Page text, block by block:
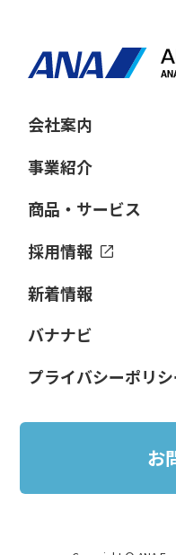
会社案内
事業紹介
商品・サービス
採用情報
新着情報
バナナビ
プライバシーポリシ
お